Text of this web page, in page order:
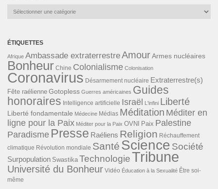
Catégories
ÉTIQUETTES
Afrique Ambassade extraterrestreAmourArmes nucléaires
Bonheur Chine Colonialisme Colonisation
Coronavirus Désarmement nucléaire Extraterrestre(s)
Fête raélienne Gotopless Guerres américaines Guides
honoraires Intelligence artificielle Israël L'infini Liberté
Liberté fondamentale Médecine Médias Méditation Méditer en
ligne pour la Paix Méditer pour la Paix OVNI Paix Palestine
Paradisme Presse Raéliens Religion Réchauffement
climatique Révolution mondiale Santé Science Société
Surpopulation Swastika TechnologieTribune
Université du Bonheur Vidéo Éducation à la Sexualité Être soi-
même